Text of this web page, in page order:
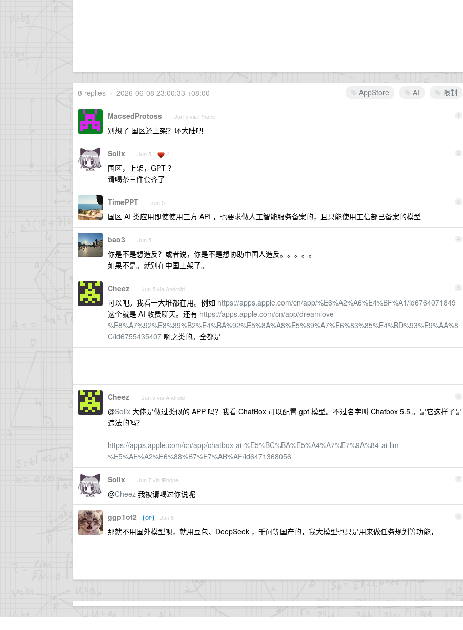
AppStore AI 限制
8 replies • 2026-06-08 23:00:33 +08:00
1
MacsedProtoss Jun 5 via iPhone
别想了 国区还上架？环大陆吧
2
Solix Jun 5 2
国区，上架，GPT ？
请喝茶三件套齐了
3
TimePPT Jun 5
国区 AI 类应用即使使用三方 API ，也要求做人工智能服务备案的，且只能使用工信部已备案的模型
4
bao3 Jun 5
你是不是想造反？或者说，你是不是想协助中国人造反。。。。。
如果不是。就别在中国上架了。
5
Cheez Jun 5 via Android
可以吧。我看一大堆都在用。例如 https://apps.apple.com/cn/app/%E6%A2%A6%E4%BF%A1/id6764071849
这个就是 AI 收费聊天。还有 https://apps.apple.com/cn/app/dreamlove-
%E8%A7%92%E8%89%B2%E4%BA%92%E5%8A%A8%E5%89%A7%E6%83%85%E4%BD%93%E9%AA%8
C/id6755435407 啊之类的。全都是
6
Cheez Jun 5 via Android
@Solix 大佬是做过类似的 APP 吗？我看 ChatBox 可以配置 gpt 模型。不过名字叫 Chatbox 5.5 。是它这样子是
违法的吗？
https://apps.apple.com/cn/app/chatbox-ai-%E5%BC%BA%E5%A4%A7%E7%9A%84-ai-llm-
%E5%AE%A2%E6%88%B7%E7%AB%AF/id6471368056
7
Solix Jun 7 via iPhone
@Cheez 我被请喝过你说呢
8
ggp1ot2 OP Jun 8
那就不用国外模型呗，就用豆包、DeepSeek ，千问等国产的，我大模型也只是用来做任务规划等功能，